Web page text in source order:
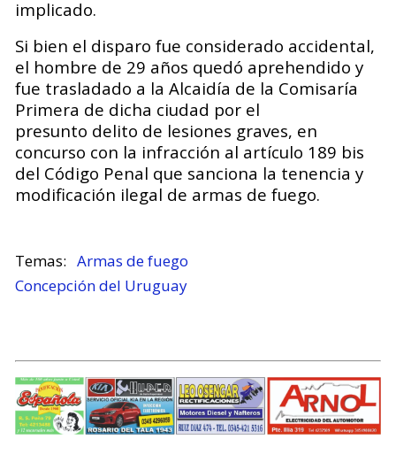
implicado.
Si bien el disparo fue considerado accidental,
el hombre de 29 años quedó aprehendido y
fue trasladado a la Alcaidía de la Comisaría
Primera de dicha ciudad por el
presunto delito de lesiones graves, en
concurso con la infracción al artículo 189 bis
del Código Penal que sanciona la tenencia y
modificación ilegal de armas de fuego.
Armas de fuego
Concepción del Uruguay